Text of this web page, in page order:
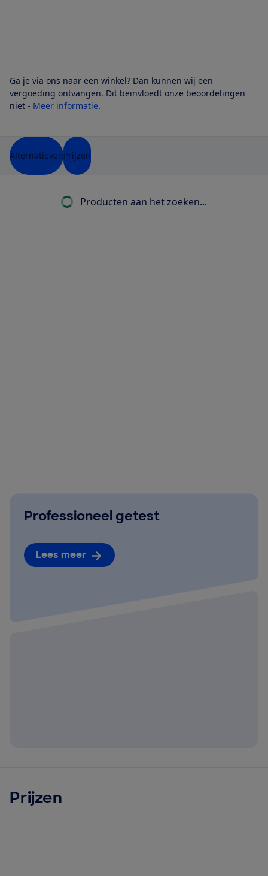
Ga je via ons naar een winkel? Dan kunnen wij een
vergoeding ontvangen. Dit beïnvloedt onze beoordelingen
niet - Meer informatie.
AlternatievenPrijzen
Producten aan het zoeken...
Professioneel getest
Lees meer
Prijzen